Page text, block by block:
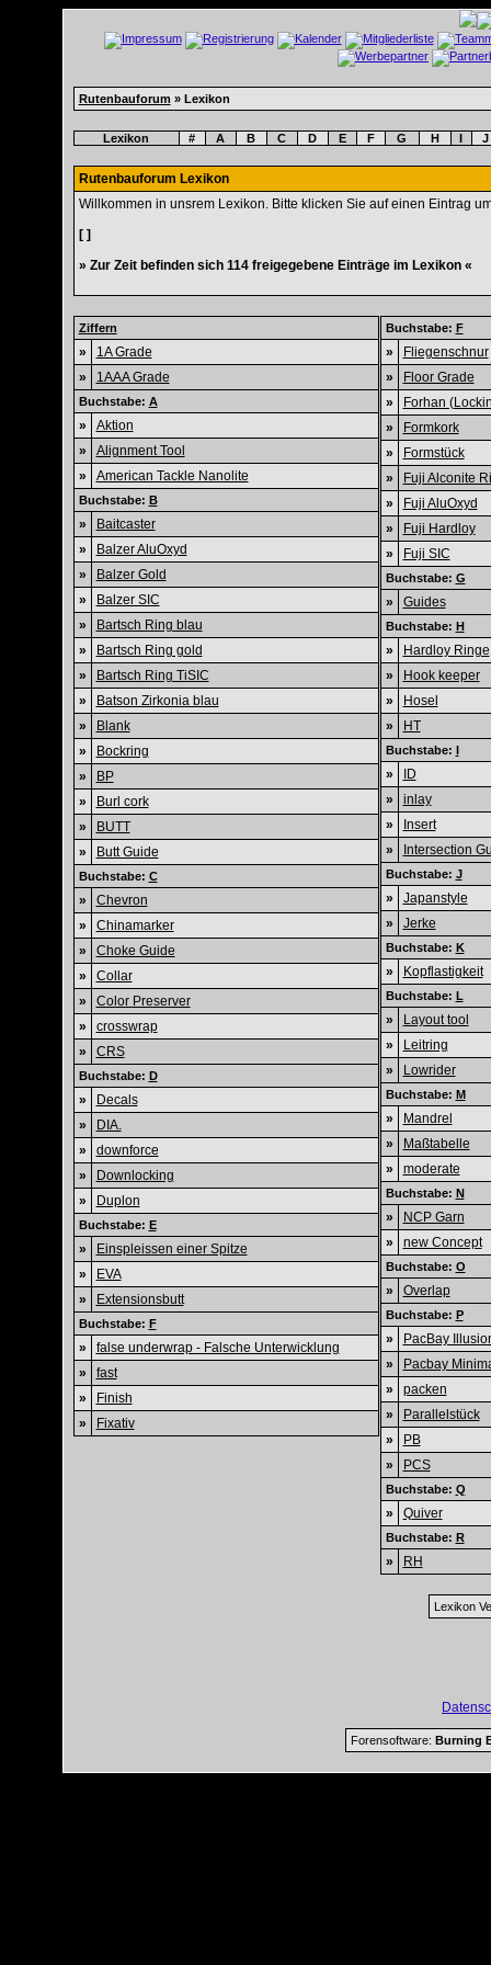
Rutenbauforum » Lexikon
Lexikon # A B C D E F G H I J
Rutenbauforum Lexikon
Willkommen in unsrem Lexikon. Bitte klicken Sie auf einen Eintrag
[ ]
» Zur Zeit befinden sich 114 freigegebene Einträge im Lexikon «
Ziffern
»
1A Grade
»
1AAA Grade
Buchstabe: A
»
Aktion
»
Alignment Tool
»
American Tackle Nanolite
Buchstabe: B
»
Baitcaster
»
Balzer AluOxyd
»
Balzer Gold
»
Balzer SIC
»
Bartsch Ring blau
»
Bartsch Ring gold
»
Bartsch Ring TiSIC
»
Batson Zirkonia blau
»
Blank
»
Bockring
»
BP
»
Burl cork
»
BUTT
»
Butt Guide
Buchstabe: C
»
Chevron
»
Chinamarker
»
Choke Guide
»
Collar
»
Color Preserver
»
crosswrap
»
CRS
Buchstabe: D
»
Decals
»
DIA.
»
downforce
»
Downlocking
»
Duplon
Buchstabe: E
»
Einspleissen einer Spitze
»
EVA
»
Extensionsbutt
Buchstabe: F
»
false underwrap - Falsche Unterwicklung
»
fast
»
Finish
»
Fixativ
Buchstabe: F
»
Fliegenschnur
»
Floor Grade
»
Forhan
»
Formkork
»
Formstück
»
Fuji Alconite
»
Fuji AluOxyd
»
Fuji Hardloy
»
Fuji SIC
Buchstabe: G
» Guides
Buchstabe: H
»
Hardloy Ringe
»
Hook keeper
»
Hosel
»
HT
Buchstabe: I
»
ID
»
inlay
»
Insert
»
Intersection
Buchstabe: J
»
Japanstyle
»
Jerke
Buchstabe: K
» Kopflastigkeit
Buchstabe: L
»
Layout tool
»
Leitring
»
Lowrider
Buchstabe: M
»
Mandrel
»
Maßtabelle
»
moderate
Buchstabe: N
»
NCP Garn
»
new Concept
Buchstabe: O
» Overlap
Buchstabe: P
»
PacBay
»
Pacbay
»
packen
»
Parallelstück
»
PB
»
PCS
Buchstabe: Q
» Quiver
Buchstabe: R
» RH
Lexikon
Forensoftware: Burning